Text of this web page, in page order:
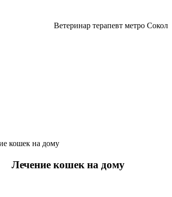
Ветеринар терапевт метро Сокол
Лечение кошек на дому